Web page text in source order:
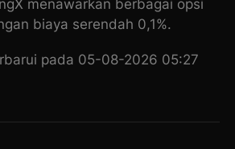
menawarkan berbagai opsi
biaya serendah 0,1%.
pada 05-08-2026 05:27